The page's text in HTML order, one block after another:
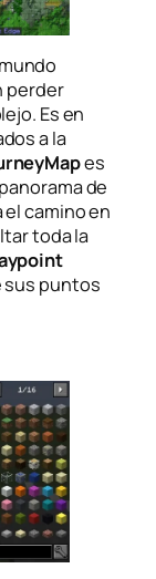
perder
Es en
a la
es
de
camino en
toda la
sus puntos